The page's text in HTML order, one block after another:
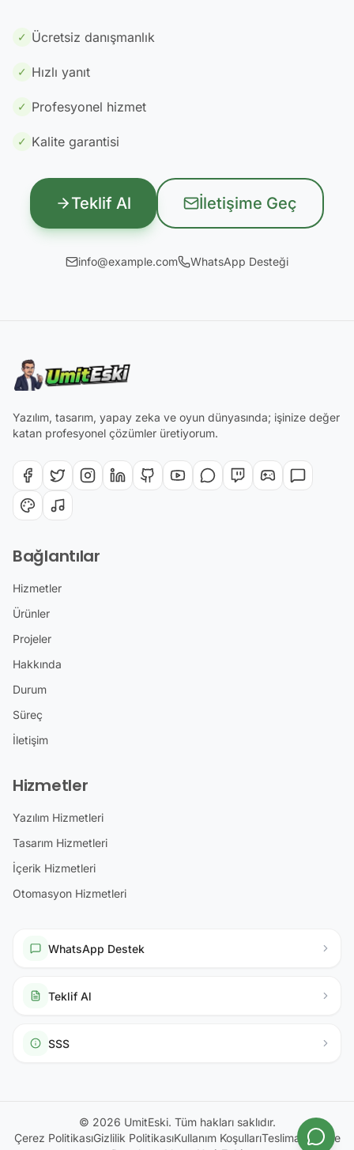
✓ Ücretsiz danışmanlık
✓ Hızlı yanıt
✓ Profesyonel hizmet
✓ Kalite garantisi
Teklif Al İletişime Geç
info@example.com WhatsApp Desteği
Yazılım, tasarım, yapay zeka ve oyun dünyasında; işinize değer
katan profesyonel çözümler üretiyorum.
Bağlantılar
Hizmetler
Ürünler
Projeler
Hakkında
Durum
Süreç
İletişim
Hizmetler
Yazılım Hizmetleri
Tasarım Hizmetleri
İçerik Hizmetleri
Otomasyon Hizmetleri
WhatsApp Destek
Teklif Al
SSS
© 2026 UmitEski. Tüm hakları saklıdır.
Çerez PolitikasıGizlilik PolitikasıKullanım KoşullarıTeslimat & İade